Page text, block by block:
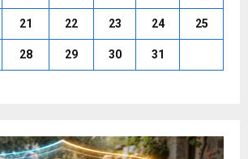
21 22 23 24 25
28 29 30
31